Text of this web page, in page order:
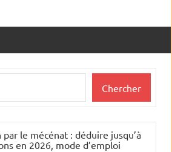
Chercher
le mécénat : déduire jusqu’à
en 2026, mode d’emploi